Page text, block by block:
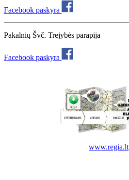
Facebook paskyra
Pakalnių Švč. Trejybės parapija
Facebook paskyra
www.regia.lt